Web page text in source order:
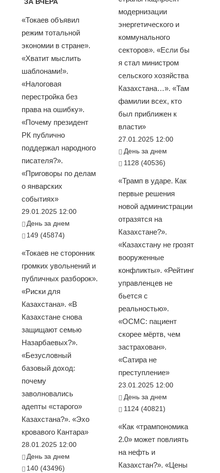
ЗА ВЧЕРА
«Токаев объявил
режим тотальной
экономии в стране».
«Хватит мыслить
шаблонами!».
«Налоговая
перестройка без
права на ошибку».
«Почему президент
РК публично
поддержал народного
писателя?».
«Приговоры по делам
о январских
событиях»
29.01.2025 12:00
День за днем
149 (45874)
«Токаев не сторонник
громких увольнений и
публичных разборок».
«Риски для
Казахстана». «В
Казахстане снова
защищают семью
Назарбаевых?».
«Безусловный
базовый доход:
почему
заволновались
адепты «старого»
Казахстана?». «Эхо
кровавого Кантара»
28.01.2025 12:00
День за днем
140 (43496)
модернизации
энергетического и
коммунального
секторов». «Если бы
я стал министром
сельского хозяйства
Казахстана…». «Там
фамилии всех, кто
был приближен к
власти»
27.01.2025 12:00
День за днем
1128 (40536)
«Трамп в ударе. Как
первые решения
новой администрации
отразятся на
Казахстане?».
«Казахстану не грозят
вооруженные
конфликты». «Рейтинг
управленцев не
бьется с
реальностью».
«ОСМС: пациент
скорее мёртв, чем
застрахован».
«Сатира не
преступление»
23.01.2025 12:00
День за днем
1124 (40821)
«Как «трампономика
2.0» может повлиять
на нефть и
Казахстан?». «Цены